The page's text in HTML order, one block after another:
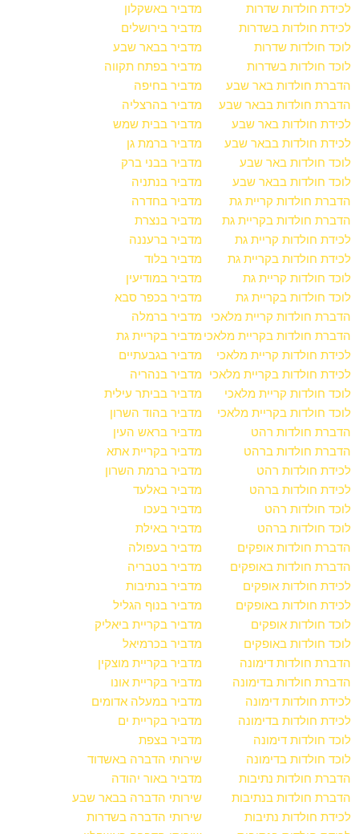
לכידת חולדות שדרות
לכידת חולדות בשדרות
לוכד חולדות שדרות
לוכד חולדות בשדרות
הדברת חולדות באר שבע
הדברת חולדות בבאר שבע
לכידת חולדות באר שבע
לכידת חולדות בבאר שבע
לוכד חולדות באר שבע
לוכד חולדות בבאר שבע
הדברת חולדות קריית גת
הדברת חולדות בקריית גת
לכידת חולדות קריית גת
לכידת חולדות בקריית גת
לוכד חולדות קריית גת
לוכד חולדות בקריית גת
הדברת חולדות קריית מלאכי
הדברת חולדות בקריית מלאכי
לכידת חולדות קריית מלאכי
לכידת חולדות בקריית מלאכי
לוכד חולדות קריית מלאכי
לוכד חולדות בקריית מלאכי
הדברת חולדות רהט
הדברת חולדות ברהט
לכידת חולדות רהט
לכידת חולדות ברהט
לוכד חולדות רהט
לוכד חולדות ברהט
הדברת חולדות אופקים
הדברת חולדות באופקים
לכידת חולדות אופקים
לכידת חולדות באופקים
לוכד חולדות אופקים
לוכד חולדות באופקים
הדברת חולדות דימונה
הדברת חולדות בדימונה
לכידת חולדות דימונה
לכידת חולדות בדימונה
לוכד חולדות דימונה
לוכד חולדות בדימונה
הדברת חולדות נתיבות
הדברת חולדות בנתיבות
לכידת חולדות נתיבות
מדביר באשקלון
מדביר בירושלים
מדביר בבאר שבע
מדביר בפתח תקווה
מדביר בחיפה
מדביר בהרצליה
מדביר בבית שמש
מדביר ברמת גן
מדביר בבני ברק
מדביר בנתניה
מדביר בחדרה
מדביר בנצרת
מדביר ברעננה
מדביר בלוד
מדביר במודיעין
מדביר בכפר סבא
מדביר ברמלה
מדביר בקריית גת
מדביר בגבעתיים
מדביר בנהריה
מדביר בביתר עילית
מדביר בהוד השרון
מדביר בראש העין
מדביר בקריית אתא
מדביר ברמת השרון
מדביר באלעד
מדביר בעכו
מדביר באילת
מדביר בעפולה
מדביר בטבריה
מדביר בנתיבות
מדביר בנוף הגליל
מדביר בקריית ביאליק
מדביר בכרמיאל
מדביר בקריית מוצקין
מדביר בקריית אונו
מדביר במעלה אדומים
מדביר בקריית ים
מדביר בצפת
שירותי הדברה באשדוד
מדביר באור יהודה
שירותי הדברה בבאר שבע
שירותי הדברה בשדרות